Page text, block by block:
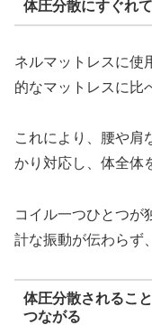
体圧分散にすぐれ
ネルマットレスに使
的なマットレスに比
これにより、腰や肩
かり対応し、体全体
コイル一つひとつが
計な振動が伝わらず
体圧分散されるこ
つながる